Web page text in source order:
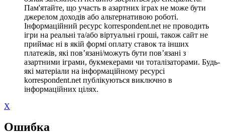
Пам'ятайте, що участь в азартних іграх не може бути
джерелом доходів або альтернативою роботі.
Інформаційний ресурс korrespondent.net не проводить
ігри на реальні та/або віртуальні гроші, також сайт не
приймає ні в якій формі оплату ставок та інших
платежів, які пов’язані/можуть бути пов’язані з
азартними іграми, букмекерами чи тоталізаторами. Будь-
які матеріали на інформаційному ресурсі
korrespondent.net публікуються виключно в
інформаційних цілях.
X
Ошибка